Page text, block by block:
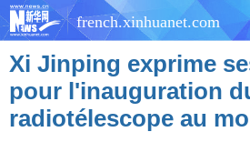
french.xinhuanet.com
CHINE
AFRIQUE
Xi Jinping exprime
pour l'inauguration
radiotélescope au